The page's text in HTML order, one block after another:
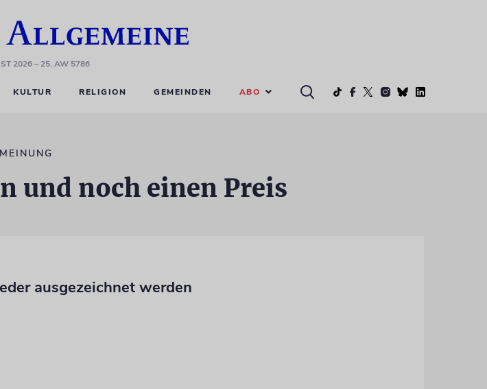
2026– 25. AW 5786
KULTUR RELIGION GEMEINDEN ABO
MEINUNG
und noch einen Preis
ausgezeichnet werden